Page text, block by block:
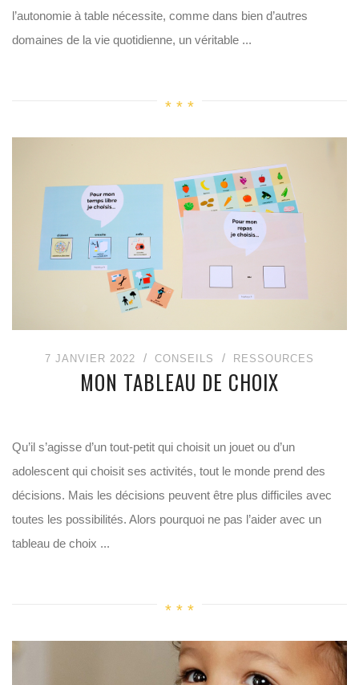
l’autonomie à table nécessite, comme dans bien d’autres
domaines de la vie quotidienne, un véritable ...
7 JANVIER 2022 CONSEILS RESSOURCES
MON TABLEAU DE CHOIX
Qu’il s’agisse d’un tout-petit qui choisit un jouet ou d’un
adolescent qui choisit ses activités, tout le monde prend des
décisions. Mais les décisions peuvent être plus difficiles avec
toutes les possibilités. Alors pourquoi ne pas l’aider avec un
tableau de choix ...